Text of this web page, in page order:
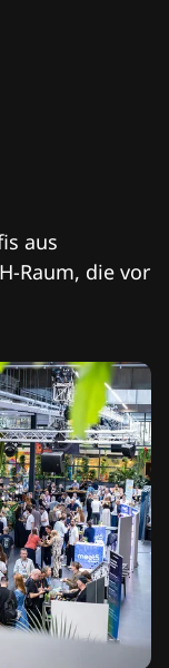
aus
Raum, die vor